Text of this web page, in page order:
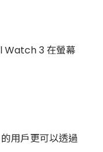
Watch 3 在螢幕
用戶更可以透過